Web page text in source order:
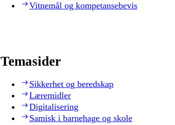
Vitnemål og kompetansebevis
Temasider
Sikkerhet og beredskap
Læremidler
Digitalisering
Samisk i barnehage og skole